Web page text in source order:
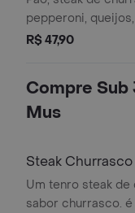
pepperoni,
a sua escolha com
falcões.
R$ 47,90
Compre Sub
Mus
Steak
Mousse de
Cobertu
Um tenro steak de
sabor churrasco.